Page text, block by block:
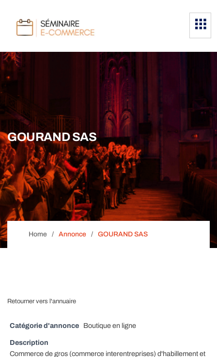
GOURAND SAS
Home Annonce GOURAND SAS
Retourner vers l'annuaire
Catégorie d'annonce Boutique en ligne
Description
Commerce de gros (commerce interentreprises) d'habillement et